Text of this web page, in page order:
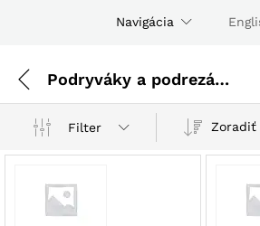
Navigácia
Podryváky a podrezávače
Filter